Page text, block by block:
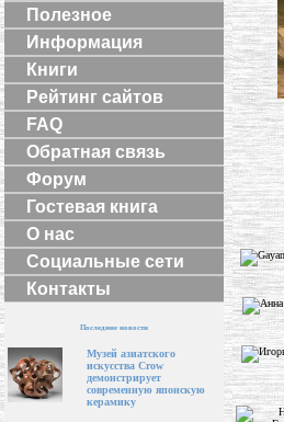
Полезное
Информация
Книги
Рейтинг сайтов
FAQ
Обратная связь
Форум
Гостевая книга
О нас
Социальные сети
Контакты
Последние новости
Музей азиатского
искусства Crow
демонстрирует
современную японскую
керамику